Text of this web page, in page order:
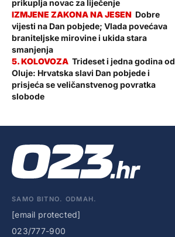
prikuplja novac za liječenje
Dobre
vijesti na Dan pobjede; Vlada povećava
braniteljske mirovine i ukida stara
smanjenja
Trideset i jedna godina od
Oluje: Hrvatska slavi Dan pobjede i
prisjeća se veličanstvenog povratka
slobode
SAMO BITNO. ODMAH.
[email protected]
023/777-900